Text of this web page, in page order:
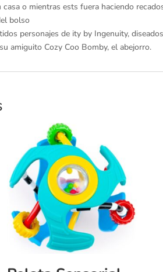
o mientras ests fuera haciendo
bolso
personajes de ity by Ingenuity,
amiguito Cozy Coo Bomby, el abejorro.